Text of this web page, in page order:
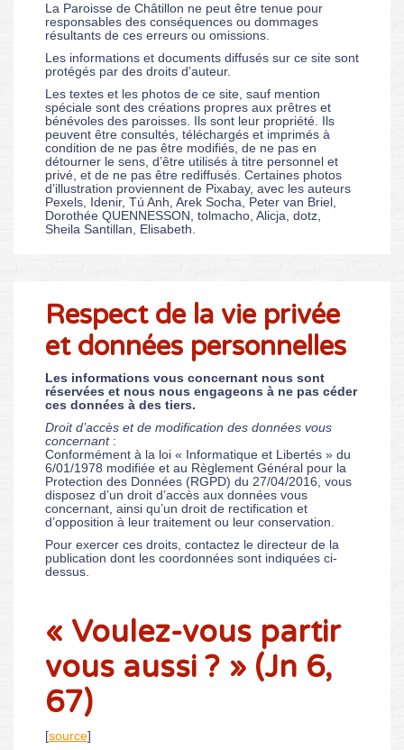
La Paroisse de Châtillon ne peut être tenue pour
responsables des conséquences ou dommages
résultants de ces erreurs ou omissions.
Les informations et documents diffusés sur ce site sont
protégés par des droits d’auteur.
Les textes et les photos de ce site, sauf mention
spéciale sont des créations propres aux prêtres et
bénévoles des paroisses. Ils sont leur propriété. Ils
peuvent être consultés, téléchargés et imprimés à
condition de ne pas être modifiés, de ne pas en
détourner le sens, d’être utilisés à titre personnel et
privé, et de ne pas être rediffusés. Certaines photos
d’illustration proviennent de Pixabay, avec les auteurs
Pexels, Idenir, Tú Anh, Arek Socha, Peter van Briel,
Dorothée QUENNESSON, tolmacho, Alicja, dotz,
Sheila Santillan, Elisabeth.
Respect de la vie privée
et données personnelles
Les informations vous concernant nous sont
réservées et nous nous engageons à ne pas céder
ces données à des tiers.
Droit d’accès et de modification des données vous
concernant:
Conformément à la loi « Informatique et Libertés » du
6/01/1978 modifiée et au Règlement Général pour la
Protection des Données (RGPD) du 27/04/2016, vous
disposez d’un droit d’accès aux données vous
concernant, ainsi qu’un droit de rectification et
d’opposition à leur traitement ou leur conservation.
Pour exercer ces droits, contactez le directeur de la
publication dont les coordonnées sont indiquées ci-
dessus.
« Voulez-vous partir
vous aussi ? » (Jn 6,
67)
[source]